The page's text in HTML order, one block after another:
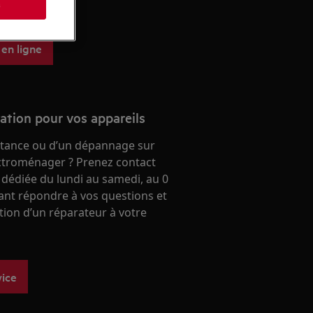
ligne
pour vos appareils
ou d’un dépannage sur
? Prenez contact
du lundi au samedi, au 0
répondre à vos questions et
d’un réparateur à votre